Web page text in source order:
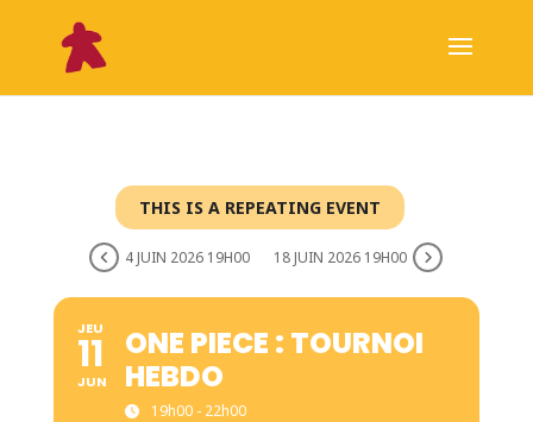
THIS IS A REPEATING EVENT
4 JUIN 2026 19H00 18 JUIN 2026 19H00
JEU
11
JUN
ONE PIECE : TOURNOI
HEBDO
19h00 - 22h00